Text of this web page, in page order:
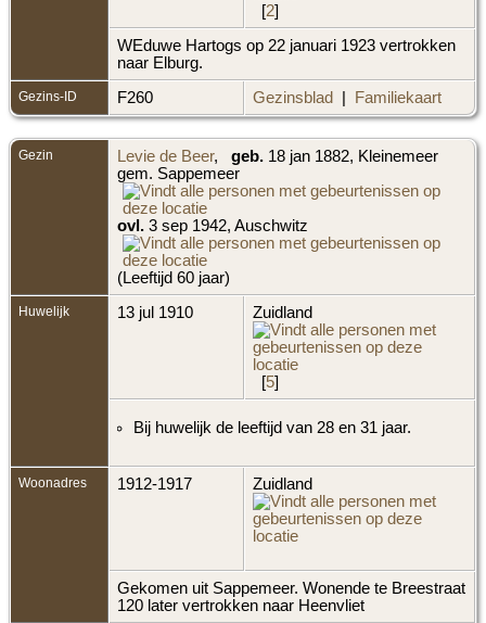
[2]
WEduwe Hartogs op 22 januari 1923 vertrokken
naar Elburg.
Gezins-ID F260 Gezinsblad Familiekaart
Gezin Levie de Beer, geb. 18 jan 1882, Kleinemeer
gem. Sappemeer
ovl. 3 sep 1942, Auschwitz
(Leeftijd 60 jaar)
Huwelijk 13 jul 1910 Zuidland
[5]
Bij huwelijk de leeftijd van 28 en 31 jaar.
Woonadres 1912-1917 Zuidland
Gekomen uit Sappemeer. Wonende te Breestraat
120 later vertrokken naar Heenvliet